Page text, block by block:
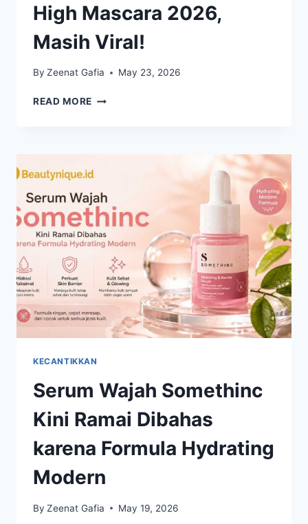
High Mascara 2026,
Masih Viral!
By Zeenat Gafia May 23, 2026
READ MORE REVIEW
2026,
VIRAL!
KECANTIKKAN
Serum Wajah Somethinc
Kini Ramai Dibahas
karena Formula Hydrating
Modern
By Zeenat Gafia May 19, 2026